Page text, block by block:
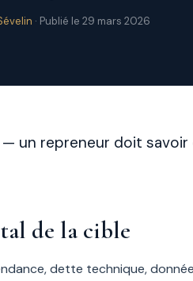
· Publié le 29 mars 2026
un repreneur doit
de la cible
dette technique,